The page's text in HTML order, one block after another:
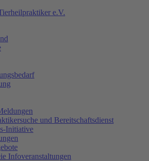
und Bereitschaftsdienst
Initiative
Infoveranstaltungen